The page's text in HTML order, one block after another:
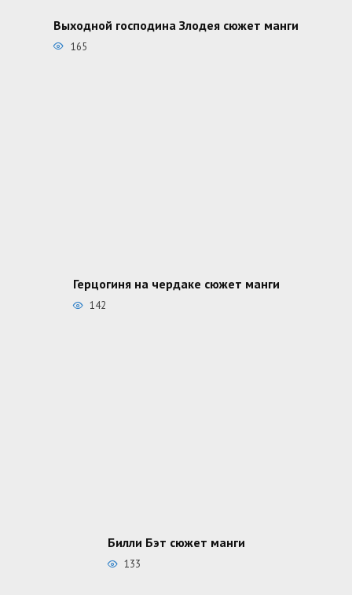
Выходной господина Злодея сюжет манги
165
Герцогиня на чердаке сюжет манги
142
Билли Бэт сюжет манги
133